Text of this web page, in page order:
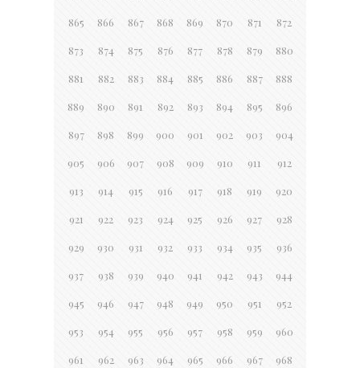
865 866 867 868 869 870 871 872
873 874 875 876 877 878 879 880
881 882 883 884 885 886 887 888
889 890 891 892 893 894 895 896
897 898 899 900 901 902 903 904
905 906 907 908 909 910 911 912
913 914 915 916 917 918 919 920
921 922 923 924 925 926 927 928
929 930 931 932 933 934 935 936
937 938 939 940 941 942 943 944
945 946 947 948 949 950 951 952
953 954 955 956 957 958 959 960
961 962 963 964 965 966 967 968